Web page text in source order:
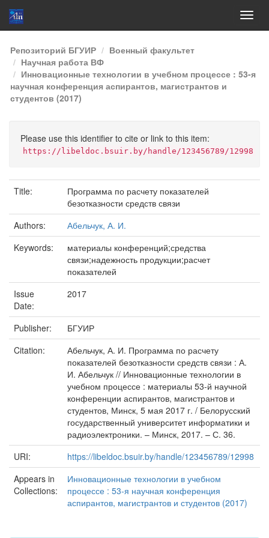
Skip
navigation
Репозиторий БГУИР
Военный факультет
Научная работа ВФ
Инновационные технологии в учебном процессе : 53-я
научная конференция аспирантов, магистрантов и
студентов (2017)
Please use this identifier to cite or link to this item:
https://libeldoc.bsuir.by/handle/123456789/12998
Title:
Программа по расчету показателей
безотказности средств связи
Authors:
Абельчук, А. И.
Keywords:
материалы конференций;средства
связи;надежность продукции;расчет
показателей
Issue
Date:
2017
Publisher:
БГУИР
Citation:
Абельчук, А. И. Программа по расчету
показателей безотказности средств связи : А.
И. Абельчук // Инновационные технологии в
учебном процессе : материалы 53-й научной
конференции аспирантов, магистрантов и
студентов, Минск, 5 мая 2017 г. / Белорусский
государственный университет информатики и
радиоэлектроники. – Минск, 2017. – С. 36.
URI:
https://libeldoc.bsuir.by/handle/123456789/12998
Appears in
Collections:
Инновационные технологии в учебном
процессе : 53-я научная конференция
аспирантов, магистрантов и студентов (2017)